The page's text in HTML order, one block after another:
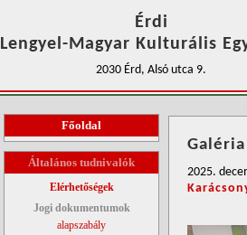
Érdi
Lengyel-Magyar Kulturális
2030 Érd, Alsó utca 9.
Főoldal
Általános tudnivalók
Elérhetőségek
Jogi dokumentumok
alapszabály
Galéria
2025.